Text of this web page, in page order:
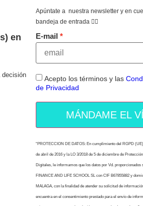
en
decisión
Apúntate a nuestra newsletter y en
bandeja de entrada 👇🏻
E-mail
Acepto los términos y las
de Privacidad
MÁNDAME EL
“PROTECCION DE DATOS: En cumplimiento del RGPD
de abril de 2016 y la LO 3/2018 de 5 de diciembre de
Digitales, le informamos que los datos por Vd. proporcionados
FINANCE AND LIFE SCHOOL SL con CIF B67855882 y
MALAGA, con la finalidad de atender su solicitud de
encuentra en el consentimiento prestado para el envío de